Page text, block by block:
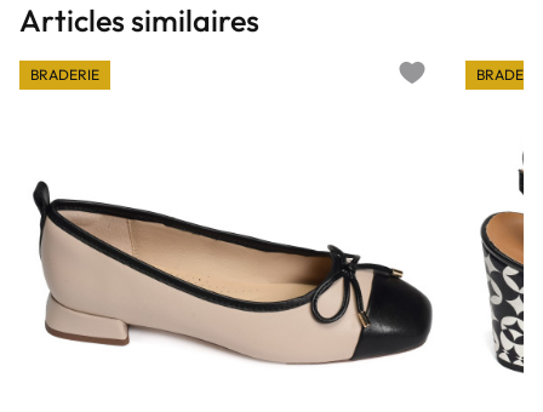
Articles similaires
BRADERIE